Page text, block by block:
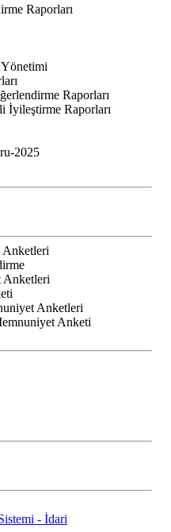
Raporları
Raporları
İyileştirme Raporları
2025
Anketleri
Anketleri
Anketleri
Anketi
- İdari